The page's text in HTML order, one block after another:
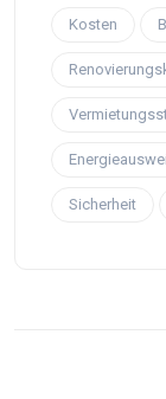
Kosten
Sicherheit